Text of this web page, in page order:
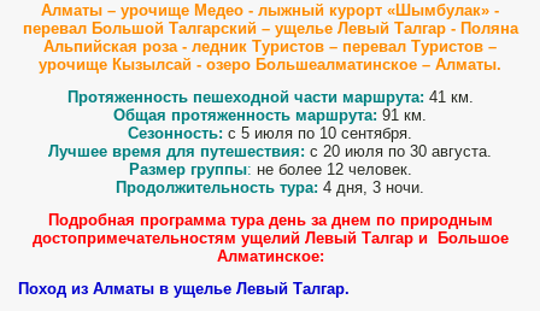
Алматы – урочище Медео - лыжный курорт «Шымбулак» -
перевал Большой Талгарский – ущелье Левый Талгар - Поляна
Альпийская роза - ледник Туристов – перевал Туристов –
урочище Кызылсай - озеро Большеалматинское – Алматы.
Протяженность пешеходной части маршрута: 41 км.
Общая протяженность маршрута: 91 км.
Сезонность: с 5 июля по 10 сентября.
Лучшее время для путешествия: с 20 июля по 30 августа.
Размер группы: не более 12 человек.
Продолжительность тура: 4 дня, 3 ночи.
Подробная программа тура день за днем по природным
достопримечательностям ущелий Левый Талгар и Большое
Алматинское:
Поход из Алматы в ущелье Левый Талгар.